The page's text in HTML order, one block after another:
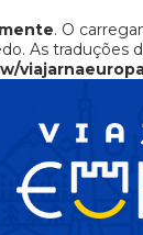
. O
As traduções